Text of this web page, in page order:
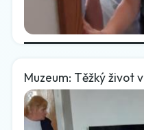
Muzeum: Těžký život